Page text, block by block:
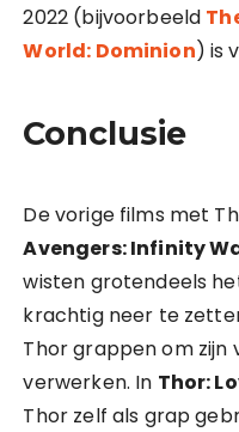
2022 (bijvoorbeeld
World: Dominion) is
Conclusie
De vorige films met
Avengers: Infinity
wisten grotendeels
krachtig neer te
Thor grappen om zijn
verwerken. In Thor:
Thor zelf als grap